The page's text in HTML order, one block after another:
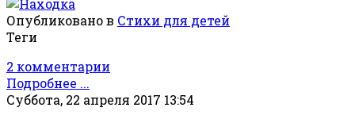
Опубликовано в Стихи для детей
Теги
2 комментарии
Подробнее ...
Суббота, 22 апреля 2017 13:54